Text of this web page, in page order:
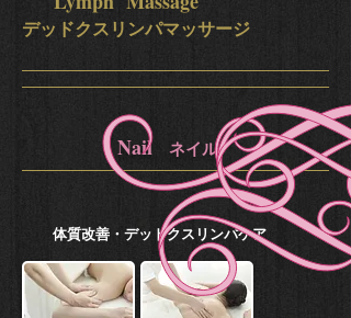
デッドクスリンパマッサージ
Nail ネイル
体質改善・デッドクスリンパケア